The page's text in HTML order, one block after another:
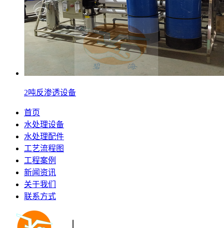
2吨反渗透设备
首页
水处理设备
水处理配件
工艺流程图
工程案例
新闻资讯
关于我们
联系方式